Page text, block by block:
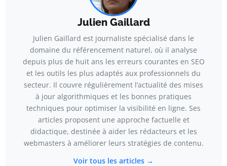
Julien Gaillard
Julien Gaillard est journaliste spécialisé dans le
domaine du référencement naturel, où il analyse
depuis plus de huit ans les erreurs courantes en SEO
et les outils les plus adaptés aux professionnels du
secteur. Il couvre régulièrement l’actualité des mises
à jour algorithmiques et les bonnes pratiques
techniques pour optimiser la visibilité en ligne. Ses
articles proposent une approche factuelle et
didactique, destinée à aider les rédacteurs et les
webmasters à améliorer leurs stratégies de contenu.
Voir tous les articles →